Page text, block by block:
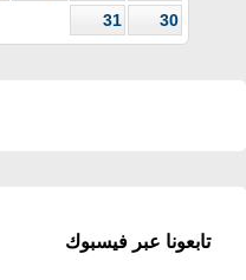
30
31
تابعونا عبر فيسبوك